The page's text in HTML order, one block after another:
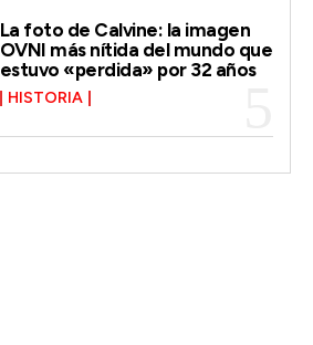
La foto de Calvine: la imagen
OVNI más nítida del mundo que
estuvo «perdida» por 32 años
HISTORIA